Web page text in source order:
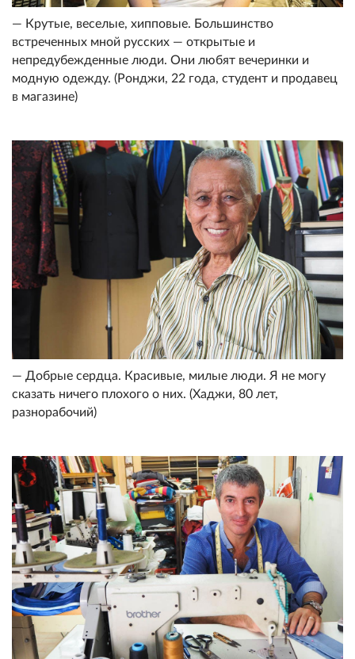
— Крутые, веселые, хипповые. Большинство
встреченных мной русских — открытые и
непредубежденные люди. Они любят вечеринки и
модную одежду. (Ронджи, 22 года, студент и продавец
в магазине)
— Добрые сердца. Красивые, милые люди. Я не могу
сказать ничего плохого о них. (Хаджи, 80 лет,
разнорабочий)